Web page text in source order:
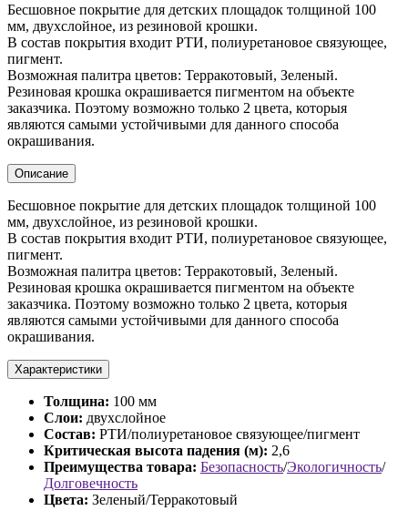
Бесшовное покрытие для детских площадок толщиной 100
мм, двухслойное, из резиновой крошки.
В состав покрытия входит РТИ, полиуретановое связующее,
пигмент.
Возможная палитра цветов: Терракотовый, Зеленый.
Резиновая крошка окрашивается пигментом на объекте
заказчика. Поэтому возможно только 2 цвета, которыя
являются самыми устойчивыми для данного способа
окрашивания.
Описание
Бесшовное покрытие для детских площадок толщиной 100
мм, двухслойное, из резиновой крошки.
В состав покрытия входит РТИ, полиуретановое связующее,
пигмент.
Возможная палитра цветов: Терракотовый, Зеленый.
Резиновая крошка окрашивается пигментом на объекте
заказчика. Поэтому возможно только 2 цвета, которыя
являются самыми устойчивыми для данного способа
окрашивания.
Характеристики
Толщина: 100 мм
Слои: двухслойное
Состав: РТИ/полиуретановое связующее/пигмент
Критическая высота падения (м): 2,6
Преимущества товара: Безопасность/Экологичность/
Долговечность
Цвета: Зеленый/Терракотовый